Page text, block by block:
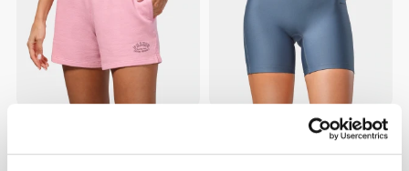
PowerFleece W Shorts
Essence Shorts mit hohem